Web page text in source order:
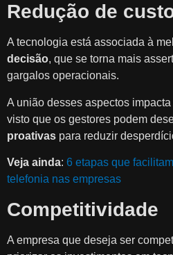
Redução de
A tecnologia está associada à
decisão, que se torna mais
gargalos operacionais.
A união desses aspectos
visto que os gestores podem
proativas para reduzir
Veja ainda: 6 etapas que
telefonia nas empresas
Competitividade
A empresa que deseja ser